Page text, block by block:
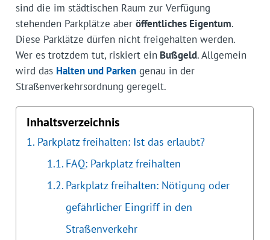
sind die im städtischen Raum zur Verfügung
stehenden Parkplätze aber öffentliches Eigentum.
Diese Parklätze dürfen nicht freigehalten werden.
Wer es trotzdem tut, riskiert einBußgeld. Allgemein
wird das Halten und Parkengenau in der
Straßenverkehrsordnung geregelt.
Inhaltsverzeichnis
Parkplatz freihalten: Ist das erlaubt?
FAQ: Parkplatz freihalten
Parkplatz freihalten: Nötigung oder
gefährlicher Eingriff in den
Straßenverkehr